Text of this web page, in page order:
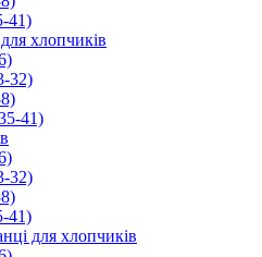
41)
хлопчиків
32)
41)
32)
41)
для хлопчиків